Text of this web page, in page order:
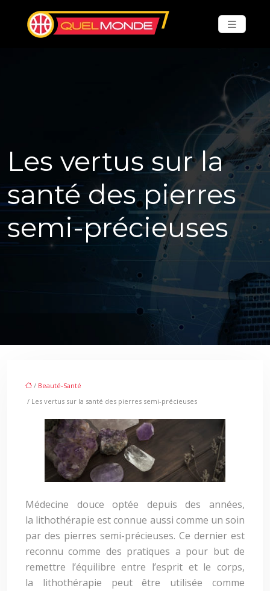
Les vertus sur la
santé des pierres
semi-précieuses
/ Beauté-Santé
/ Les vertus sur la santé des pierres semi-précieuses
Médecine douce optée depuis des années,
la lithothérapie est connue aussi comme un soin
par des pierres semi-précieuses. Ce dernier est
reconnu comme des pratiques a pour but de
remettre l’équilibre entre l’esprit et le corps,
la lithothérapie peut être utilisée comme